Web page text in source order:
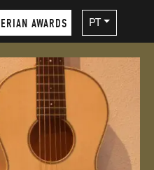
AWARDS PT